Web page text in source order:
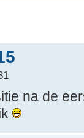
na de